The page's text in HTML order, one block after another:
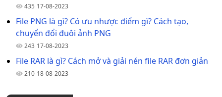
435 17-08-2023
File PNG là gì? Có ưu nhược điểm gì? Cách tạo,
chuyển đổi đuôi ảnh PNG
243 17-08-2023
File RAR là gì? Cách mở và giải nén file RAR đơn giản
210 18-08-2023